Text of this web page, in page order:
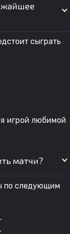
сыграть
игрой любимой
матчи?
по следующим